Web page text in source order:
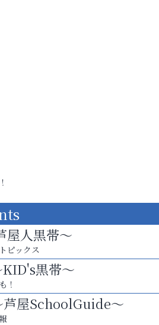
屋人黒帯～
ピックス
黒帯～
！
芦屋SchoolGuide～